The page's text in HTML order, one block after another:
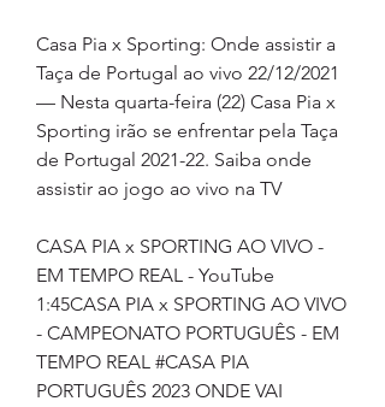
Casa Pia x Sporting: Onde assistir a
Taça de Portugal ao vivo 22/12/2021
— Nesta quarta-feira (22) Casa Pia x
Sporting irão se enfrentar pela Taça
de Portugal 2021-22. Saiba onde
assistir ao jogo ao vivo na TV
CASA PIA x SPORTING AO VIVO -
EM TEMPO REAL - YouTube
1:45CASA PIA x SPORTING AO VIVO
- CAMPEONATO PORTUGUÊS - EM
TEMPO REAL #CASA PIA
PORTUGUÊS 2023 ONDE VAI